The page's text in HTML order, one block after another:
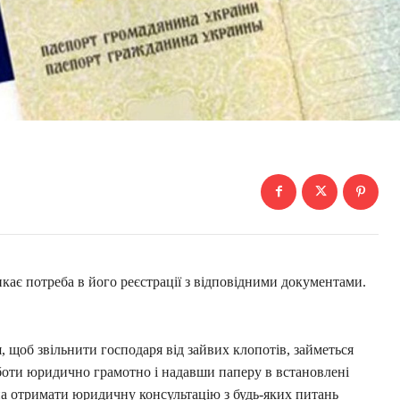
потреба в його реєстрації з відповідними документами.
звільнити господаря від зайвих клопотів, займеться
юридично грамотно і надавши паперу в встановлені
отримати юридичну консультацію з будь-яких питань